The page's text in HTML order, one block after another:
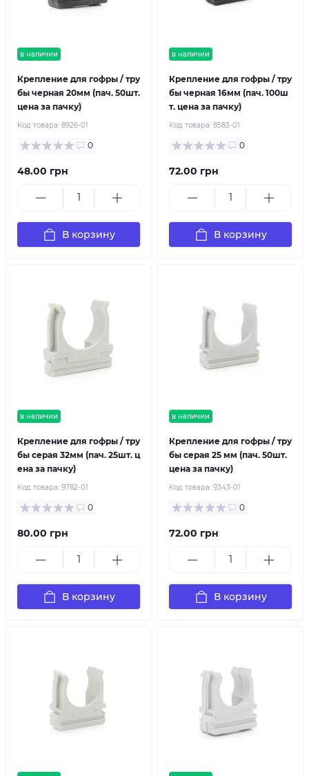
в наличии
Крепление для гофры / тру
бы черная 20мм (пач. 50шт.
цена за пачку)
Код товара: 8926-01
0
48.00 грн
В корзину
в наличии
Крепление для гофры / тру
бы черная 16мм (пач. 100ш
т. цена за пачку)
Код товара: 8583-01
0
72.00 грн
В корзину
в наличии
Крепление для гофры / тру
бы серая 32мм (пач. 25шт. ц
ена за пачку)
Код товара: 9782-01
0
80.00 грн
В корзину
в наличии
Крепление для гофры / тру
бы серая 25 мм (пач. 50шт.
цена за пачку)
Код товара: 9343-01
0
72.00 грн
В корзину